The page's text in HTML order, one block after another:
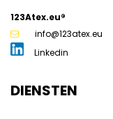
123Atex.eu®
info@123atex.eu
Linkedin
DIENSTEN